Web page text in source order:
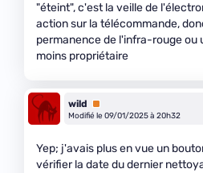
"éteint", c'est la veille de
action sur la télécommande,
permanence de l'infra-rouge ou
moins propriétaire
wild
Premium
Modifié le 09/01/2025 à 20h32
Yep; j'avais plus en vue un
vérifier la date du dernier